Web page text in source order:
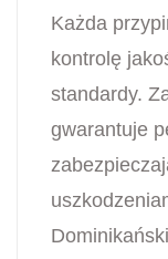
Każda
kontrolę
standardy.
gwarantuje